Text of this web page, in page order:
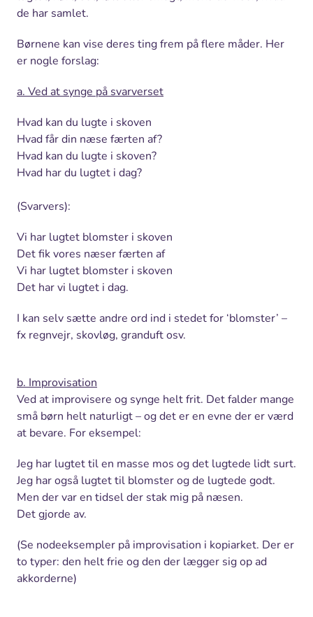
de har samlet.
Børnene kan vise deres ting frem på flere måder. Her
er nogle forslag:
a. Ved at synge på svarverset
Hvad kan du lugte i skoven
Hvad får din næse færten af?
Hvad kan du lugte i skoven?
Hvad har du lugtet i dag?
(Svarvers):
Vi har lugtet blomster i skoven
Det fik vores næser færten af
Vi har lugtet blomster i skoven
Det har vi lugtet i dag.
I kan selv sætte andre ord ind i stedet for ‘blomster’ –
fx regnvejr, skovløg, granduft osv.
b. Improvisation
Ved at improvisere og synge helt frit. Det falder mange
små børn helt naturligt – og det er en evne der er værd
at bevare. For eksempel:
Jeg har lugtet til en masse mos og det lugtede lidt surt.
Jeg har også lugtet til blomster og de lugtede godt.
Men der var en tidsel der stak mig på næsen.
Det gjorde av.
(Se nodeeksempler på improvisation i kopiarket. Der er
to typer: den helt frie og den der lægger sig op ad
akkorderne)